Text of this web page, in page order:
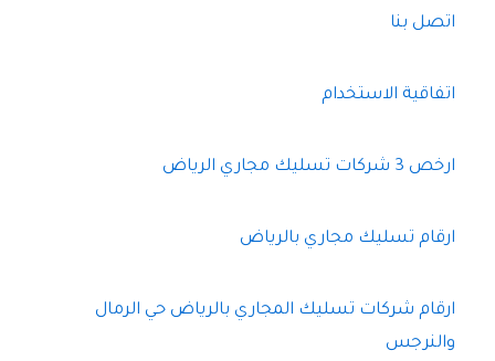
اتصل بنا
اتفاقية الاستخدام
ارخص 3 شركات تسليك مجاري الرياض
ارقام تسليك مجاري بالرياض
ارقام شركات تسليك المجاري بالرياض حي الرمال
والنرجس